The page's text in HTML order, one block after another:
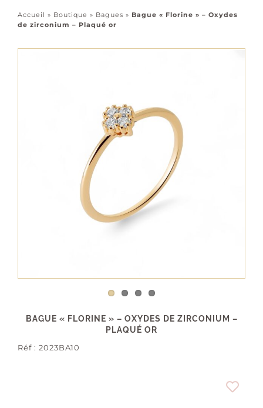
Tous les bijoux
Accueil » Boutique » Bagues » Bague « Florine » – Oxydes
de zirconium – Plaqué or
BAGUE « FLORINE » – OXYDES DE ZIRCONIUM –
PLAQUÉ OR
Réf : 2023BA10